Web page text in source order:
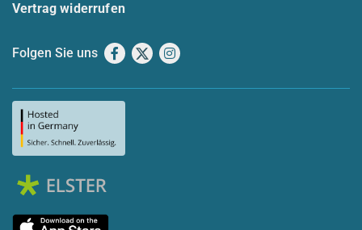
Vertrag widerrufen
Folgen Sie uns Facebook
X Instagram